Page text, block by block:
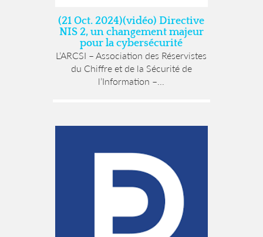
(21 Oct. 2024)(vidéo) Directive
NIS 2, un changement majeur
pour la cybersécurité
L’ARCSI – Association des Réservistes
du Chiffre et de la Sécurité de
l’Information –...